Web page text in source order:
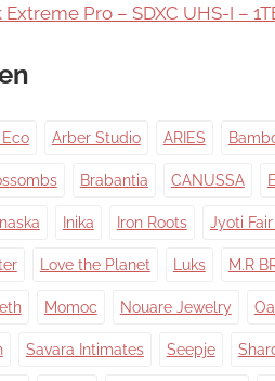
Extreme Pro – SDXC UHS-I –
Arber Studio ARIES
Brabantia CANUSSA
Inaska Inika Iron Roots Jyoti
Love the Planet Luks M.R
Momoc Nouare Jewelry
Savara Intimates Seepje